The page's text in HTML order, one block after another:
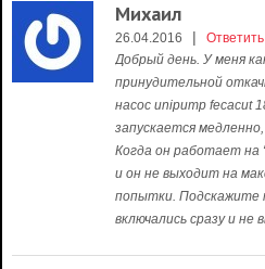
Михаил
26.04.2016 |
Ответить
Добрый день. У меня
принудительной
насос unipump fecacut
запускается
Когда он работает на
и он не выходит на
попытки. Подскажите
включались сразу и не